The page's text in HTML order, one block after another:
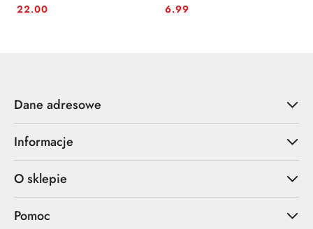
Cena:
22.00 Cena:
6.99
Dane adresowe
Informacje
O sklepie
Pomoc